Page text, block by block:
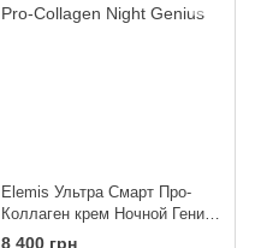
Elemis Ультра Смарт Про-
Коллаген крем Ночной Гений,
50 мл ULTRA SMART Pro-
8 400 грн